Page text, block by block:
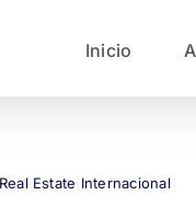
Inicio
Real Estate Internacional